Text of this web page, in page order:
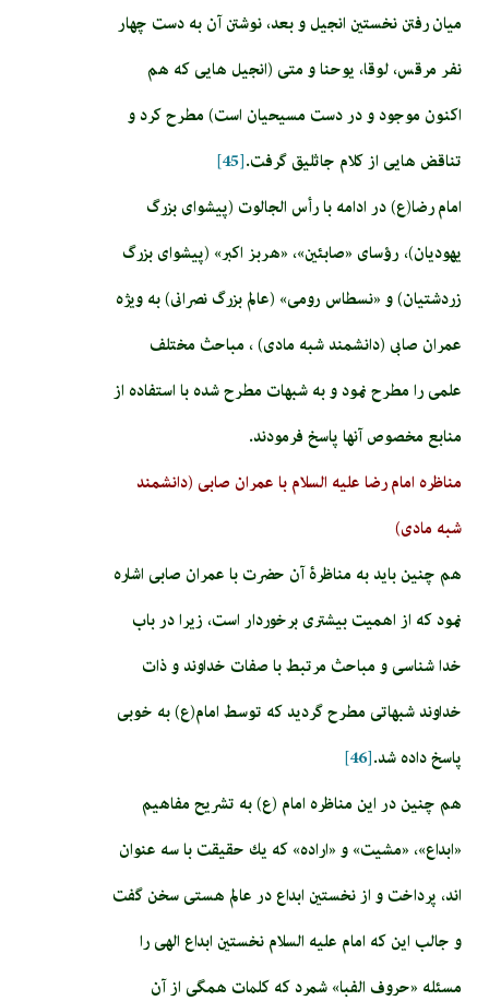
ميان رفتن نخستين انجيل و بعد، نوشتن آن به دست چهار
نفر مرقس، لوقا، يوحنا و متى (انجيل هايى كه هم
اكنون موجود و در دست مسيحيان است) مطرح كرد و
تناقض هايى از كلام جاثليق گرفت.[45]
امام رضا(ع) در ادامه با رأس الجالوت (پيشواى بزرگ
يهوديان)، رؤساى «صابئين»، «هربز اكبر» (پيشواى بزرگ
زردشتيان) و «نسطاس رومى» (عالم بزرگ نصرانى) به ویژه
عمران صابى (دانشمند شبه مادى) ، مباحث مختلف
علمی را مطرح نمود و به شبهات مطرح شده با استفاده از
منابع مخصوص آنها پاسخ فرمودند.
مناظره امام رضا علیه السلام با عمران صابی (دانشمند
شبه مادی)
هم چنین باید به مناظرۀ آن حضرت با عمران صابی اشاره
نمود که از اهمیت بیشتری برخوردار است، زیرا در باب
خدا شناسی و مباحث مرتبط با صفات خداوند و ذات
خداوند شبهاتی مطرح گردید که توسط امام(ع) به خوبی
پاسخ داده شد.[46]
هم چنین در این مناظره امام (ع) به تشريح مفاهيم
«ابداع»، «مشيت» و «اراده» كه يك حقيقت با سه عنوان
اند، پرداخت و از نخستين ابداع در عالم هستى‏ سخن گفت
و جالب اين كه امام عليه السلام نخستين ابداع الهى را
مسئله «حروف الفبا» شمرد كه كلمات همگى از آن